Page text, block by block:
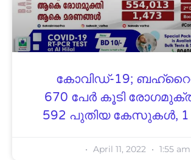
കോവിഡ്-19;
670 പേർ കൂടി
592 പുതിയ കേസുകൾ, 1
April 11, 2022 1:55 am